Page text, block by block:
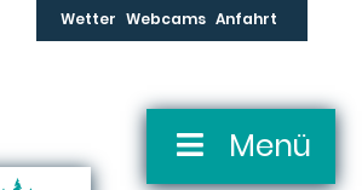
Wetter Webcams Anfahrt
Navigation
Menü